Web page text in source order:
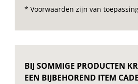
* Voorwaarden zijn van
BIJ SOMMIGE PRODUCTEN
EEN BIJBEHOREND ITEM